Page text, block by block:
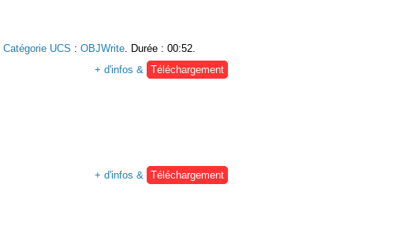
Catégorie UCS : OBJWrite . Durée : 00:52.
+ d'infos &
Téléchargement
+ d'infos & Téléchargement